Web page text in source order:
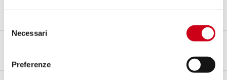
delNecessari
Preferenze
Certificat d'homologation